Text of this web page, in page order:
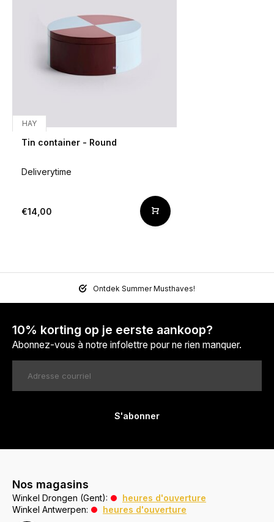
HAY
Tin container - Round
Deliverytime
€14,00
Ontdek Summer Musthaves!
10% korting op je eerste aankoop?
Abonnez-vous à notre infolettre pour ne rien manquer.
S'abonner
Nos magasins
Winkel Drongen (Gent):
heures d'ouverture
Winkel Antwerpen:
heures d'ouverture